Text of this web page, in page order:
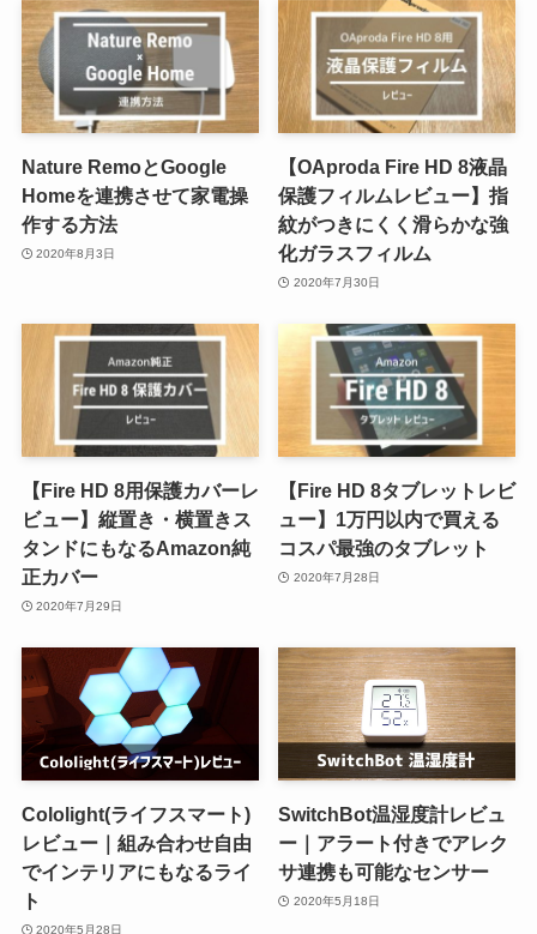
Nature RemoとGoogle
Homeを連携させて家電操
作する方法
2020年8月3日
【OAproda Fire HD 8液晶
保護フィルムレビュー】指
紋がつきにくく滑らかな強
化ガラスフィルム
2020年7月30日
【Fire HD 8用保護カバーレ
ビュー】縦置き・横置きス
タンドにもなるAmazon純
正カバー
2020年7月29日
【Fire HD 8タブレットレビ
ュー】1万円以内で買える
コスパ最強のタブレット
2020年7月28日
Cololight(ライフスマート)
レビュー｜組み合わせ自由
でインテリアにもなるライ
ト
2020年5月28日
SwitchBot温湿度計レビュ
ー｜アラート付きでアレク
サ連携も可能なセンサー
2020年5月18日